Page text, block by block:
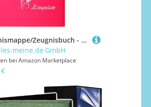
Zeugnismappe/Zeugnisbuch - Zeugnisse Blumen & Schmetterlinge - Modell-Mix - inkl. Name - A4 - GEBUNDEN mit 20 festen Seiten- A 4 - Softcover - für..
meine.de GmbH
bei Amazon Marketplace